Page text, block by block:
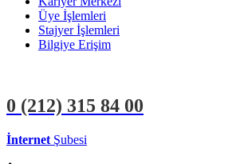
Üye İşlemleri
Stajyer İşlemleri
Bilgiye Erişim
0 (212) 315 84 00
İnternet Şubesi